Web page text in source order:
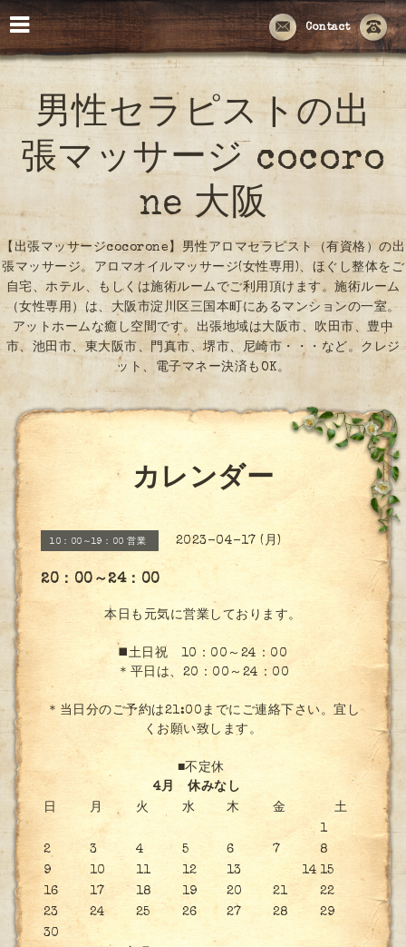
Contact
男性セラピストの出
張マッサージ cocoro
ne 大阪
【出張マッサージcocorone】男性アロマセラピスト（有資格）の出
張マッサージ。アロマオイルマッサージ(女性専用)、ほぐし整体をご
自宅、ホテル、もしくは施術ルームでご利用頂けます。施術ルーム
（女性専用）は、大阪市淀川区三国本町にあるマンションの一室。
アットホームな癒し空間です。出張地域は大阪市、吹田市、豊中
市、池田市、東大阪市、門真市、堺市、尼崎市・・・など。クレジ
ット、電子マネー決済もOK。
カレンダー
10：00～19：00 営業 2023-04-17 (月)
20：00～24：00
本日も元気に営業しております。
◼️土日祝 10：00～24：00
＊平日は、20：00～24：00
＊当日分のご予約は21:00までにご連絡下さい。宜し
くお願い致します。
■不定休
4月 休みなし
日
月 火 水 木 金
土
1
2
3 4 5 6 7
8
9
10 11 12 13 14 15
16
17 18 19 20 21
22
23
24 25 26 27 28
29
30